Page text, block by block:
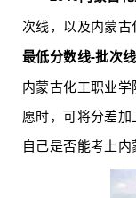
次线，以及内蒙
最低分数线-批次线
内蒙古化工职业
愿时，可将分差
自己是否能考上内